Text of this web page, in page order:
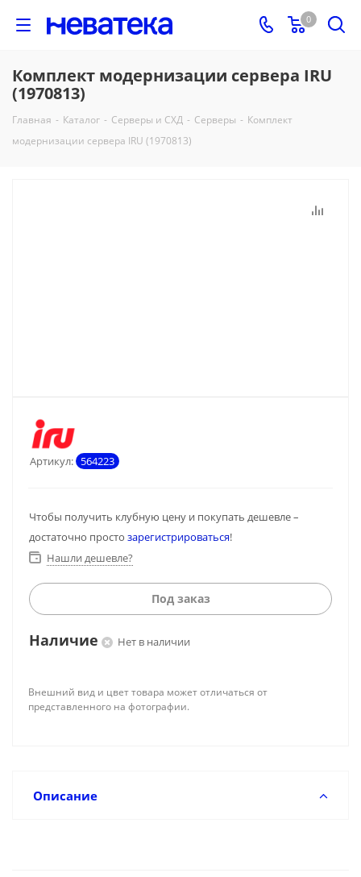
0
Комплект модернизации сервера IRU
(1970813)
Главная - Каталог - Серверы и СХД - Серверы - Комплект
модернизации сервера IRU (1970813)
Артикул: 564223
Чтобы получить клубную цену и покупать дешевле –
достаточно просто зарегистрироваться!
Нашли дешевле?
Под заказ
Наличие Нет в наличии
Внешний вид и цвет товара может отличаться от
представленного на фотографии.
Описание